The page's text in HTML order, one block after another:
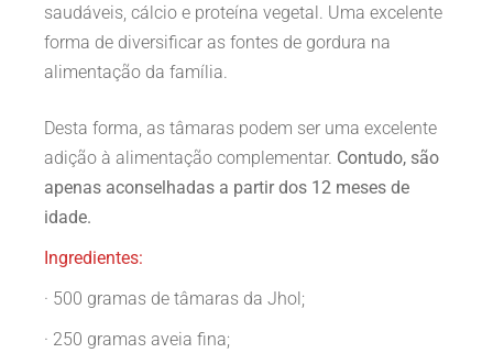
saudáveis, cálcio e proteína vegetal. Uma excelente
forma de diversificar as fontes de gordura na
alimentação da família.
Desta forma, as tâmaras podem ser uma excelente
adição à alimentação complementar. Contudo, são
apenas aconselhadas a partir dos 12 meses de
idade.
Ingredientes:
· 500 gramas de tâmaras da Jhol;
· 250 gramas aveia fina;